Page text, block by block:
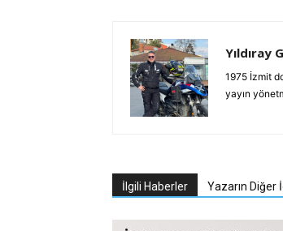
Yıldıray
1975 İzmit
yayın
İlgili Haberler Yazarın Diğer